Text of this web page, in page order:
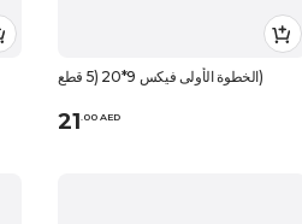
الخطوة الأولى فيكس 9*20 (5 قطع)
21.00 AED